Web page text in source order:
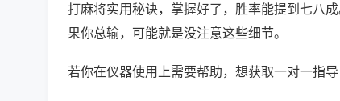
打麻将实用秘诀，掌握好了，胜率能提到七八
果你总输，可能就是没注意这些细节。
若你在仪器使用上需要帮助，想获取一对一指